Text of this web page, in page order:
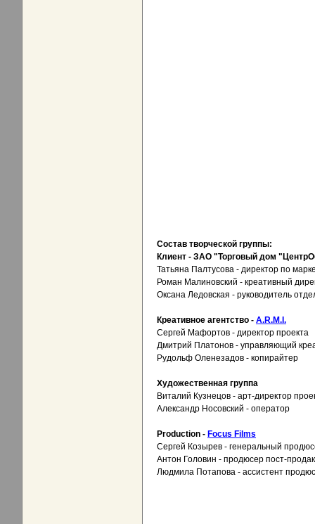
Состав творческой группы:
Клиент - ЗАО "Торговый дом
Татьяна Палтусова - директор по
Роман Малиновский - креативный
Оксана Ледовская - руководитель
Креативное агентство - A.R.M.I.
Сергей Мафортов - директор проекта
Дмитрий Платонов - управляющий
Рудольф Оленезадов - копирайтер
Художественная группа
Виталий Кузнецов - арт-директор
Александр Носовский - оператор
Production - Focus Films
Сергей Козырев - генеральный
Антон Головин - продюсер пост-
Людмила Потапова - ассистент